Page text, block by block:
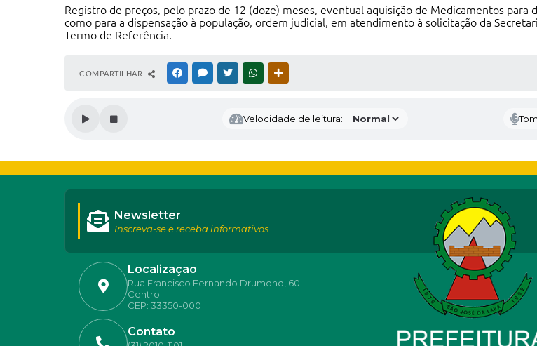
Registro de preços, pelo prazo de 12 (doze) meses, eventual aquisição de Medicamentos para
como para a dispensação à população, ordem judicial, em atendimento à solicitação da
Termo de Referência.
COMPARTILHAR FACEBOOKMESSENGER
TWITTERWHATSAPP
Velocidade de leitura:
Localização
Rua Francisco Fernando Drumond, 60 -
Centro
CEP: 33350-000
Contato
Newsletter
Inscreva-se e receba informativos